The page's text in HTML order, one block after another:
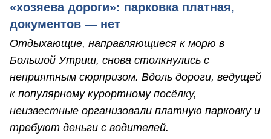
«хозяева дороги»: парковка платная,
документов — нет
Отдыхающие, направляющиеся к морю в
Большой Утриш, снова столкнулись с
неприятным сюрпризом. Вдоль дороги, ведущей
к популярному курортному посёлку,
неизвестные организовали платную парковку и
требуют деньги с водителей.